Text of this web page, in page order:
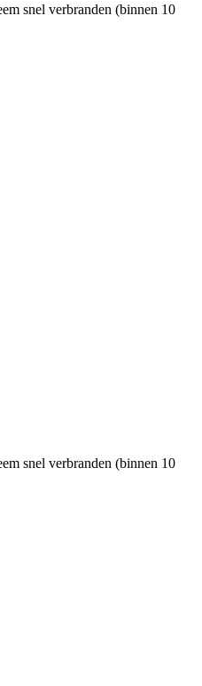
snel verbranden (binnen 10
snel verbranden (binnen 10